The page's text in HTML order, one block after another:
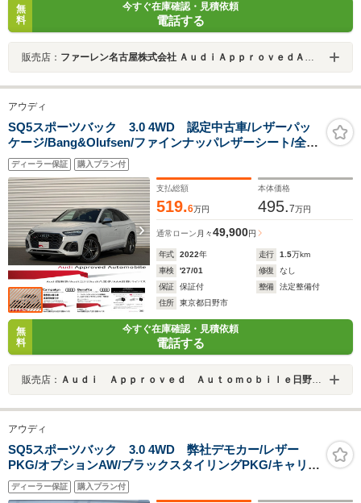
無
料
今すぐ在庫確認・見積依頼
電話する
販売店： ファーレン名古屋株式会社 ＡｕｄｉＡｐｐｒｏｖｅｄＡｕｔｏｍｏｂｉｌｅ 名古屋インター
アウディ
SQ5スポーツバック 3.0 4WD 認定中古車/レザーパッ
ケージ/Bang&Olufsen/ファインナッパレザーシート/全席
シートヒーター/マトリクスLED/サラウンドビューカメ
ラ/Applecarplay・AndroidAuto/電動テールゲート/ヘッ
ドライトウォッシャー
ディーラー保証 購入プラン付
支払総額
519.6万円
本体価格
495.7万円
通常ローン 月々49,900円
年式 2022年 走行 1.5万km
車検
'27/01 修復
なし
保証
保証付 整備
法定整備付
住所
東京都日野市
無
料
今すぐ在庫確認・見積依頼
電話する
販売店： Ａｕｄｉ Ａｐｐｒｏｖｅｄ Ａｕｔｏｍｏｂｉｌｅ日野バイパス（株）ビジョナリング ビジョナグループ
アウディ
SQ5スポーツバック 3.0 4WD 弊社デモカー/レザー
PKG/オプションAW/ブラックスタイリングPKG/キャリパ
ーレッド/認定中古車/ACC/シートヒーター/
ディーラー保証 購入プラン付